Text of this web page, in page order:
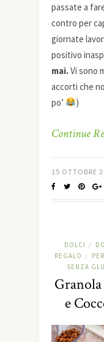
passate a
contro per
giornate
positivo
mai.Vi sono
accorti che
po’
)
Continue
15 OTTOBRE
DOLCI /
REGALO
/
SENZA
e